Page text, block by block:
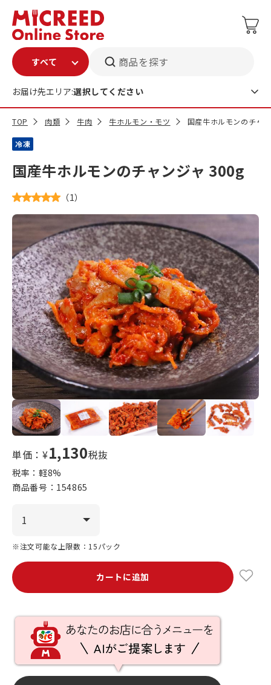
商品を探す
お届け先エリア:選択してください
TOP 肉類 牛肉 牛ホルモン・モツ 国産牛ホルモンのチャ
冷凍
国産牛ホルモンのチャンジャ 300g
（1）
単価：¥1,130税抜
税率：軽8%
商品番号： 154865
※注文可能な上限数：15パック
カートに追加